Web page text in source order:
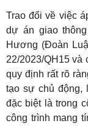
Trao đổi về việc
dự án giao
Hương (Đoàn
22/2023/QH15 và
quy định rất rõ
tạo sự chủ động,
đặc biệt là trong
công trình mang